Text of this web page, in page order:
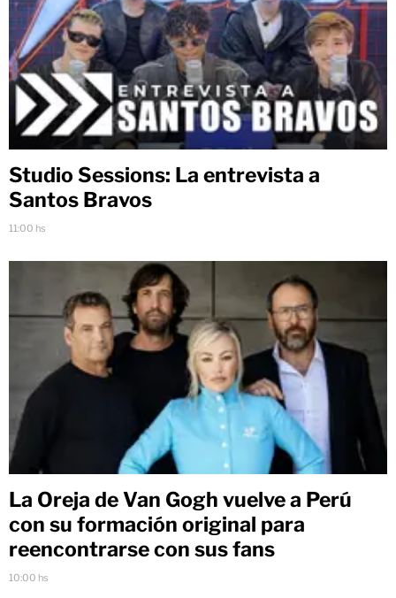
Studio Sessions: La entrevista a
Santos Bravos
11:00 hs
La Oreja de Van Gogh vuelve a Perú
con su formación original para
reencontrarse con sus fans
10:00 hs